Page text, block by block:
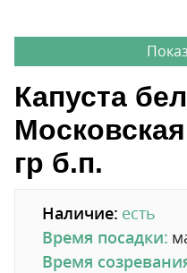
Капуста
гр б.п.
Наличие: есть
Время посадки:
Время